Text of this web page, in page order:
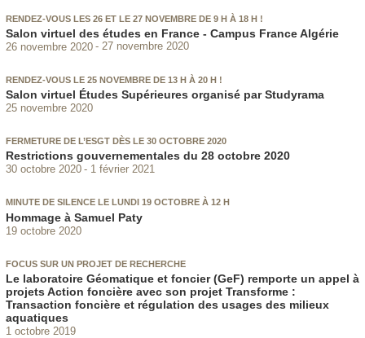
RENDEZ-VOUS LES 26 ET LE 27 NOVEMBRE DE 9 H À 18 H !
Salon virtuel des études en France - Campus France Algérie
26 novembre 2020 27 novembre 2020
RENDEZ-VOUS LE 25 NOVEMBRE DE 13 H À 20 H !
Salon virtuel Études Supérieures organisé par Studyrama
25 novembre 2020
FERMETURE DE L’ESGT DÈS LE 30 OCTOBRE 2020
Restrictions gouvernementales du 28 octobre 2020
30 octobre 2020 1 février 2021
MINUTE DE SILENCE LE LUNDI 19 OCTOBRE À 12 H
Hommage à Samuel Paty
19 octobre 2020
FOCUS SUR UN PROJET DE RECHERCHE
Le laboratoire Géomatique et foncier (GeF) remporte un appel à
projets Action foncière avec son projet Transforme :
Transaction foncière et régulation des usages des milieux
aquatiques
1 octobre 2019